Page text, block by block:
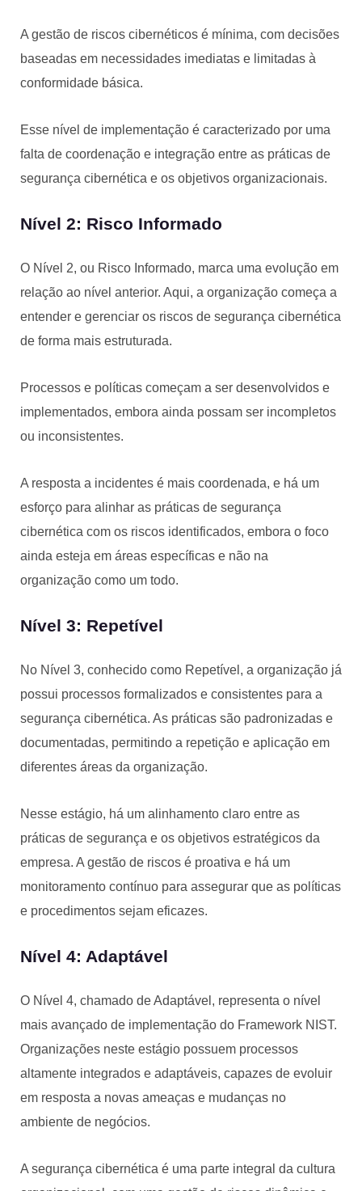
A gestão de riscos cibernéticos é mínima, com decisões
baseadas em necessidades imediatas e limitadas à
conformidade básica.
Esse nível de implementação é caracterizado por uma
falta de coordenação e integração entre as práticas de
segurança cibernética e os objetivos organizacionais.
Nível 2: Risco Informado
O Nível 2, ou Risco Informado, marca uma evolução em
relação ao nível anterior. Aqui, a organização começa a
entender e gerenciar os riscos de segurança cibernética
de forma mais estruturada.
Processos e políticas começam a ser desenvolvidos e
implementados, embora ainda possam ser incompletos
ou inconsistentes.
A resposta a incidentes é mais coordenada, e há um
esforço para alinhar as práticas de segurança
cibernética com os riscos identificados, embora o foco
ainda esteja em áreas específicas e não na
organização como um todo.
Nível 3: Repetível
No Nível 3, conhecido como Repetível, a organização já
possui processos formalizados e consistentes para a
segurança cibernética. As práticas são padronizadas e
documentadas, permitindo a repetição e aplicação em
diferentes áreas da organização.
Nesse estágio, há um alinhamento claro entre as
práticas de segurança e os objetivos estratégicos da
empresa. A gestão de riscos é proativa e há um
monitoramento contínuo para assegurar que as políticas
e procedimentos sejam eficazes.
Nível 4: Adaptável
O Nível 4, chamado de Adaptável, representa o nível
mais avançado de implementação do Framework NIST.
Organizações neste estágio possuem processos
altamente integrados e adaptáveis, capazes de evoluir
em resposta a novas ameaças e mudanças no
ambiente de negócios.
A segurança cibernética é uma parte integral da cultura